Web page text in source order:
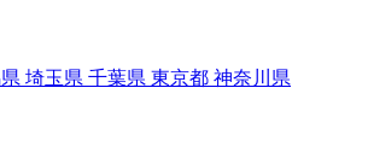
埼玉県 千葉県 東京都 神奈川県